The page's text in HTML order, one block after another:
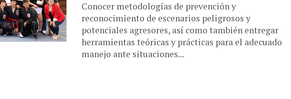
Conocer metodologías de prevención y
reconocimiento de escenarios peligrosos y
potenciales agresores, así como también entregar
herramientas teóricas y prácticas para el adecuado
manejo ante situaciones...